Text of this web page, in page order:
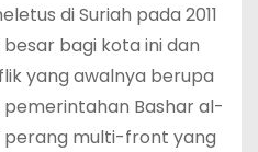
di Suriah pada 2011
bagi kota ini dan
yang awalnya berupa
Bashar al-
perang multi-front yang